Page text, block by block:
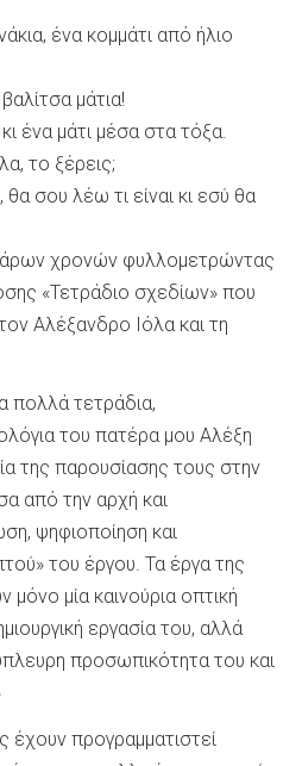
ένα κομμάτι από ήλιο
μάτια!
ένα μάτι μέσα στα τόξα.
το ξέρεις;
σου λέω τι είναι κι εσύ θα
χρονών φυλλομετρώντας
«Τετράδιο σχεδίων» που
Αλέξανδρο Ιόλα και τη
πολλά τετράδια,
του πατέρα μου Αλέξη
της παρουσίασης τους στην
από την αρχή και
ψηφιοποίηση και
του έργου. Τα έργα της
μία καινούρια οπτική
εργασία του, αλλά
προσωπικότητα του και
έχουν προγραμματιστεί